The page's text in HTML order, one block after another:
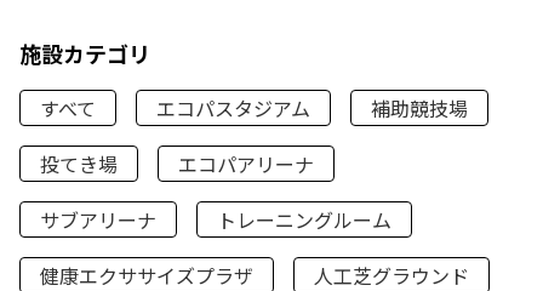
施設カテゴリ
すべて エコパスタジアム
補助競技場
投てき場
エコパアリーナ
サブアリーナ
トレーニングルーム
健康エクササイズプラザ
人工芝グラウンド